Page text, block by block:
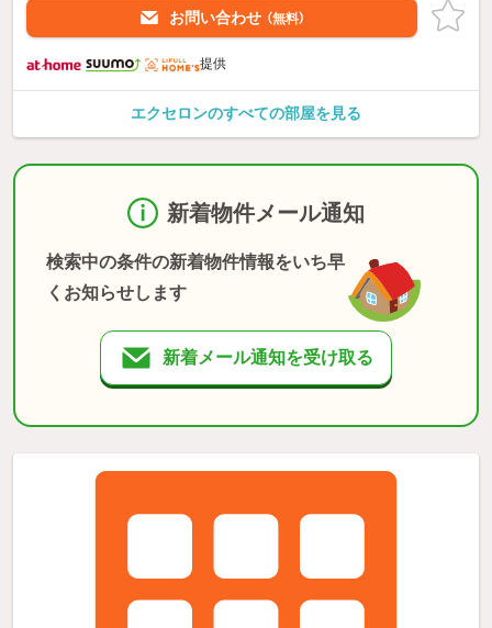
お問い合わせ （無料）
提供
エクセロンのすべての部屋を見る
新着物件メール通知
検索中の条件の新着物件情報をいち早
くお知らせします
新着メール通知を受け取る